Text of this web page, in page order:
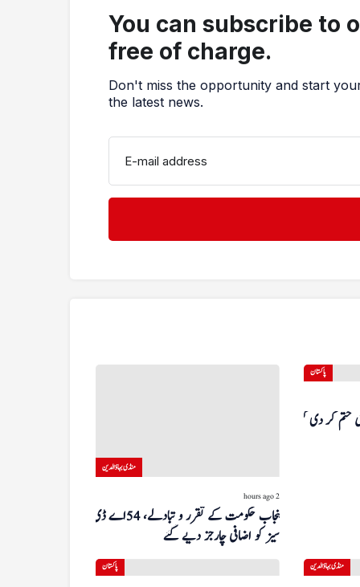
You can subscribe to
free of charge.
Don't miss the opportunity and start
the latest news.
E-mail address
منڈی بہاؤالدین
2 hours ago
پنجاب حکومت کے تقرر و تبادلے، 54 اے ڈی
سیز کو اضافی چارجز دیے گئے
پاکستان
کر دی گئی
پاکستان منڈی بہاؤالدین